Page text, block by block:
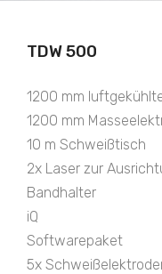
TDW 500
1200 mm
1200 mm
10 m Schweißtisch
2x Laser zur
Bandhalter
iQ
Softwarepaket
5x